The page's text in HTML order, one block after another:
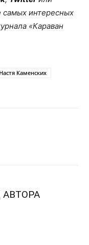
самых интересных
«Караван
Настя Каменских
АВТОРА